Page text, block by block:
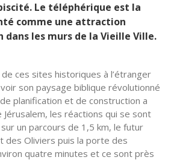
Le téléphérique est la
comme une attraction
les murs de la Vieille Ville.
ces sites historiques à l’étranger
son paysage biblique révolutionné
planification et de construction a
les réactions qui se sont
un parcours de 1,5 km, le futur
des Oliviers puis la porte des
quatre minutes et ce sont près